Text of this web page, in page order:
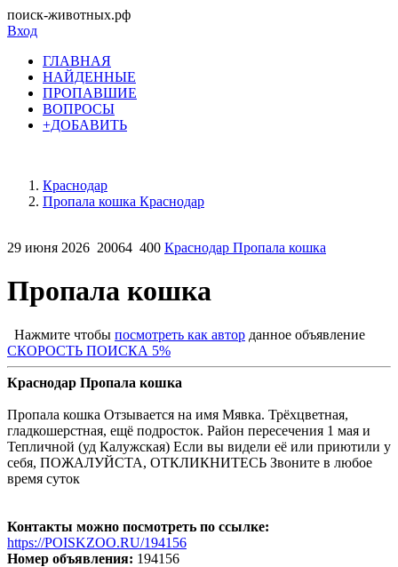
поиск-животных.рф
Вход
ГЛАВНАЯ
НАЙДЕННЫЕ
ПРОПАВШИЕ
ВОПРОСЫ
+ДОБАВИТЬ
Краснодар
Пропала кошка Краснодар
29 июня 2026 20064 400 Краснодар Пропала кошка
Пропала кошка
Нажмите чтобы посмотреть как автор данное объявление
СКОРОСТЬ ПОИСКА 5%
Краснодар Пропала кошка
Пропала кошка Отзывается на имя Мявка. Трёхцветная,
гладкошерстная, ещё подросток. Район пересечения 1 мая и
Тепличной (уд Калужская) Ecли вы видeли eё или приютили у
себя, ПOЖAЛУЙCТА, ОТКЛИКНИТЕСЬ Звоните в любое
время суток
Контакты можно посмотреть по ссылке:
https://POISKZOO.RU/194156
Номер объявления: 194156